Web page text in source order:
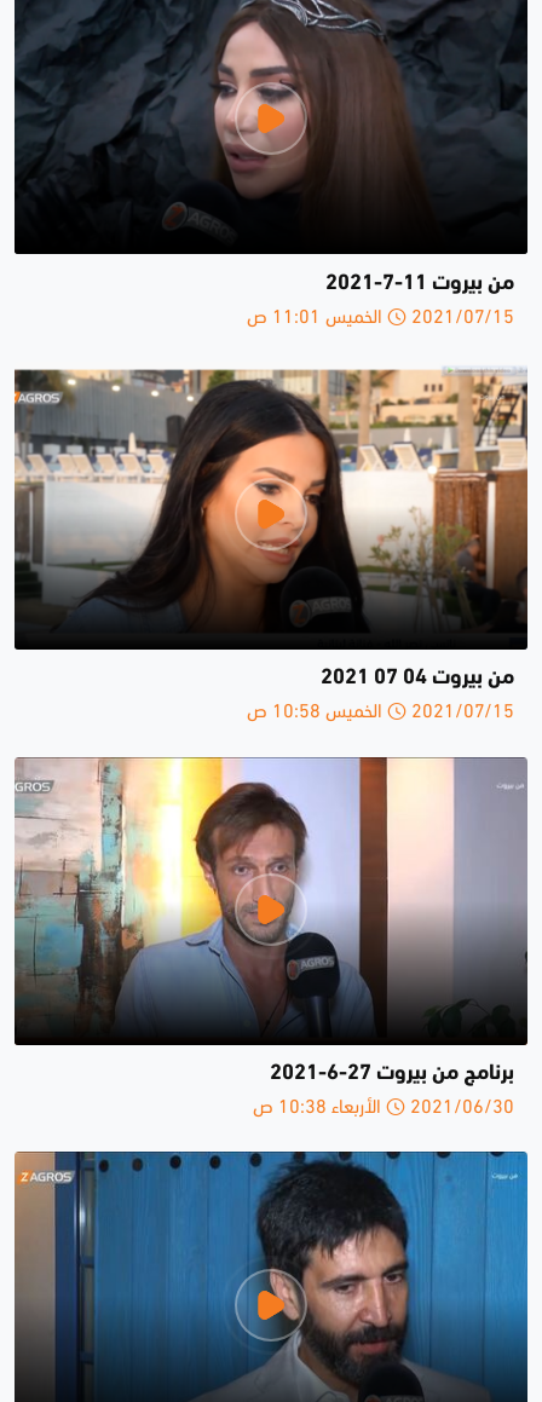
من بيروت 11-7-2021
2021/07/15 الخميس 11:01 ص
من بيروت 04 07 2021
2021/07/15 الخميس 10:58 ص
برنامج من بيروت 27-6-2021
2021/06/30 الأربعاء 10:38 ص